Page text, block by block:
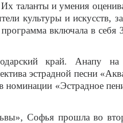
таланты и умения
культуры и искусств,
включала в
край. Анапу на
эстрадной песни
номинации «Эстрадное
Софья прошла во